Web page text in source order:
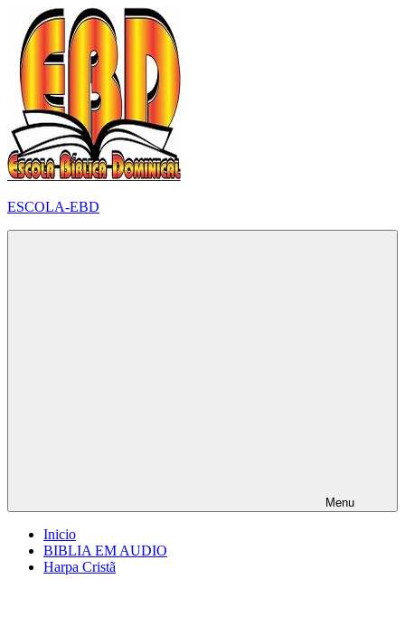
para
conteúdo
ESCOLA-EBD
Menu
Inicio
BIBLIA EM AUDIO
Harpa Cristã